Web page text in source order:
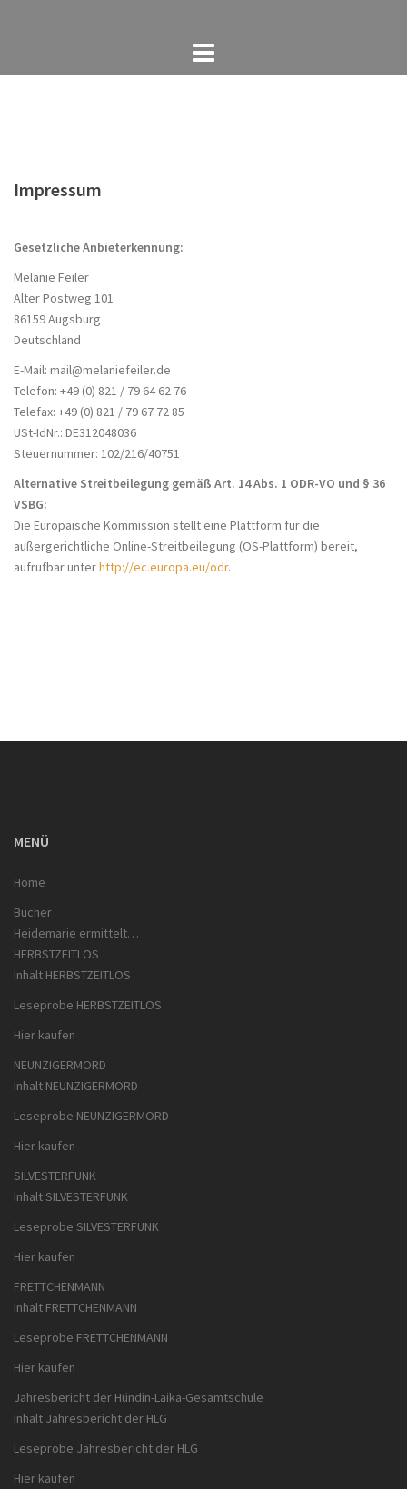
Impressum
Gesetzliche Anbieterkennung:
Melanie Feiler
Alter Postweg 101
86159 Augsburg
Deutschland
E-Mail: mail@melaniefeiler.de
Telefon: +49 (0) 821 / 79 64 62 76
Telefax: +49 (0) 821 / 79 67 72 85
USt-IdNr.: DE312048036
Steuernummer: 102/216/40751
Alternative Streitbeilegung gemäß Art. 14 Abs. 1 ODR-VO und § 36
VSBG:
Die Europäische Kommission stellt eine Plattform für die
außergerichtliche Online-Streitbeilegung (OS-Plattform) bereit,
aufrufbar unterhttp://ec.europa.eu/odr.
MENÜ
Home
Bücher
Heidemarie ermittelt…
HERBSTZEITLOS
Inhalt HERBSTZEITLOS
Leseprobe HERBSTZEITLOS
Hier kaufen
NEUNZIGERMORD
Inhalt NEUNZIGERMORD
Leseprobe NEUNZIGERMORD
Hier kaufen
SILVESTERFUNK
Inhalt SILVESTERFUNK
Leseprobe SILVESTERFUNK
Hier kaufen
FRETTCHENMANN
Inhalt FRETTCHENMANN
Leseprobe FRETTCHENMANN
Hier kaufen
Jahresbericht der Hündin-Laika-Gesamtschule
Inhalt Jahresbericht der HLG
Leseprobe Jahresbericht der HLG
Hier kaufen